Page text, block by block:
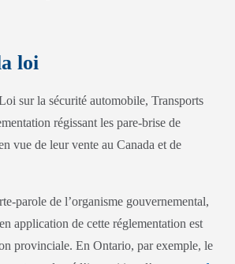
loi
sur la sécurité automobile, Transports
régissant les pare-brise de
vue de leur vente au Canada et de
parole de l’organisme gouvernemental,
application de cette réglementation est
provinciale. En Ontario, par exemple, le